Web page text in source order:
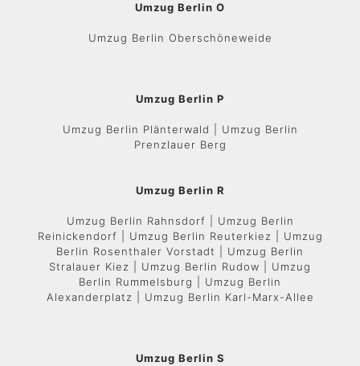
Umzug Berlin O
Umzug Berlin Oberschöneweide
Umzug Berlin P
Umzug Berlin Plänterwald | Umzug Berlin
Prenzlauer Berg
Umzug Berlin R
Umzug Berlin Rahnsdorf | Umzug Berlin
Reinickendorf | Umzug Berlin Reuterkiez | Umzug
Berlin Rosenthaler Vorstadt | Umzug Berlin
Stralauer Kiez | Umzug Berlin Rudow | Umzug
Berlin Rummelsburg | Umzug Berlin
Alexanderplatz | Umzug Berlin Karl-Marx-Allee
Umzug Berlin S